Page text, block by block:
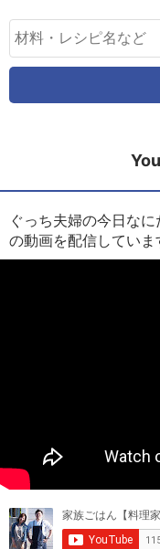
ぐっち夫婦の今日な
の動画を配信していま